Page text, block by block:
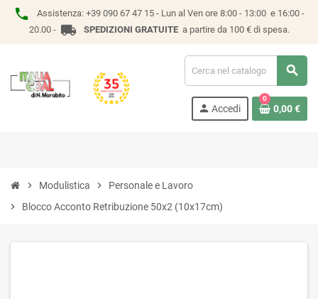
phone Assistenza: +39 090 67 47 15 - Lun al Ven ore 8:00 - 13:00 e 16:00 -
20.00 - local_shipping SPEDIZIONI GRATUITEa partire da 100 € di spesa.
search
person Accedi
0
0,00 €
chevron_right Modulistica chevron_right
Personale e Lavoro
chevron_right
Blocco Acconto Retribuzione 50x2 (10x17cm)